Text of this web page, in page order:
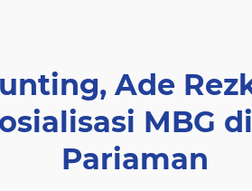
Ade
MBG
Pariaman